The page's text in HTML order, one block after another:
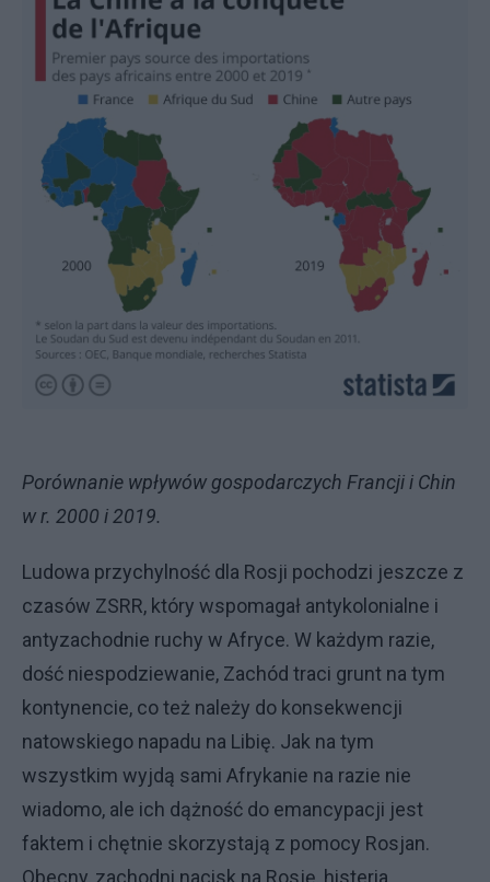
Porównanie wpływów gospodarczych Francji i Chin
w r. 2000 i 2019.
Ludowa przychylność dla Rosji pochodzi jeszcze z
czasów ZSRR, który wspomagał antykolonialne i
antyzachodnie ruchy w Afryce. W każdym razie,
dość niespodziewanie, Zachód traci grunt na tym
kontynencie, co też należy do konsekwencji
natowskiego napadu na Libię. Jak na tym
wszystkim wyjdą sami Afrykanie na razie nie
wiadomo, ale ich dążność do emancypacji jest
faktem i chętnie skorzystają z pomocy Rosjan.
Obecny, zachodni nacisk na Rosję, histeria